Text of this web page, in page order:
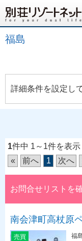
福島
詳細条件を設定し
1件中 1～1件を表示
«
前へ 1 次へ
お問合せリストを
南会津町高杖原
売買
福